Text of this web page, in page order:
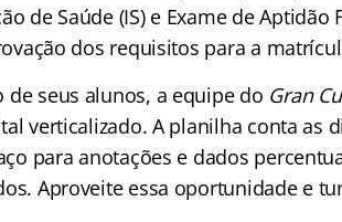
de Saúde (IS) e Exame de Aptidão
dos requisitos para a
seus alunos, a equipe do Gran
verticalizado. A planilha conta as
para anotações e dados
Aproveite essa oportunidade e